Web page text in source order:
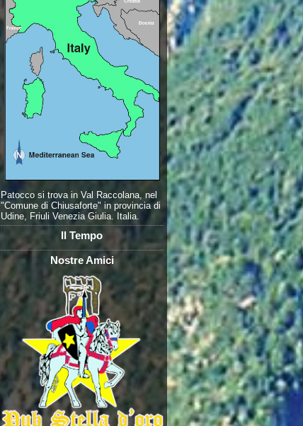
Patocco si trova in Val Raccolana, nel
"Comune di Chiusaforte" in provincia di
Udine, Friuli Venezia Giulia. Italia.
Il Tempo
Nostre Amici